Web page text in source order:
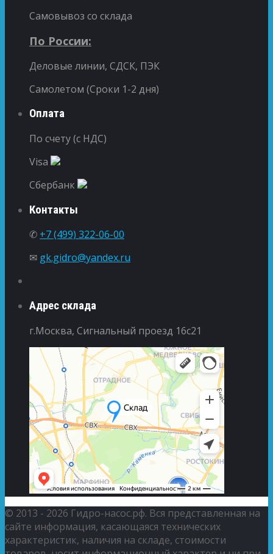
Самовывоз со склада
По России:
Деловые линии, СДСК, ПЭК
Самолетом (Сроки 1-2 дня)
Оплата
По счету (с НДС)
Visa
Сбербанк
Контакты
✆ +7 (499) 322-06-00
✉ gk.gidro@yandex.ru
Адрес склада
г.Москва, Сигнальный проезд 16с21
© 2013 - 2026 Гидро-насос.рф. Вся представленная на
сайте информация, касающаяся технических
характеристик, наличия на складе, стоимости